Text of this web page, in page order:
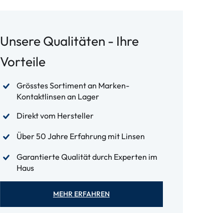
Unsere Qualitäten - Ihre
Vorteile
Grösstes Sortiment an Marken-
Kontaktlinsen an Lager
Direkt vom Hersteller
Über 50 Jahre Erfahrung mit Linsen
Garantierte Qualität durch Experten im
Haus
MEHR ERFAHREN